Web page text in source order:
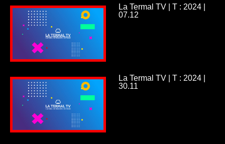
La Termal TV | T : 2024 |
07.12
La Termal TV | T : 2024 |
30.11